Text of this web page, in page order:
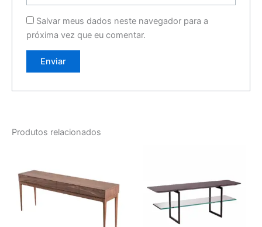
Salvar meus dados neste navegador para a
próxima vez que eu comentar.
Produtos relacionados